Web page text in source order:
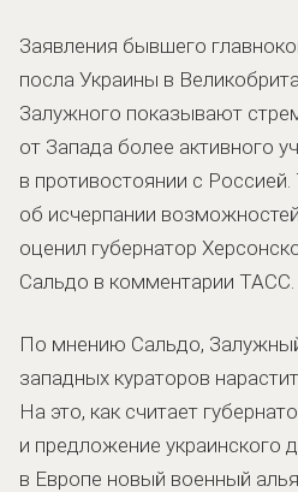
Заявления бывшего
посла Украины в
Залужного показывают
от Запада более активного
в противостоянии с Россией.
об исчерпании
оценил губернатор
Сальдо в комментарии ТАСС.
По мнению Сальдо,
западных кураторов
На это, как считает
и предложение украинского
в Европе новый военный